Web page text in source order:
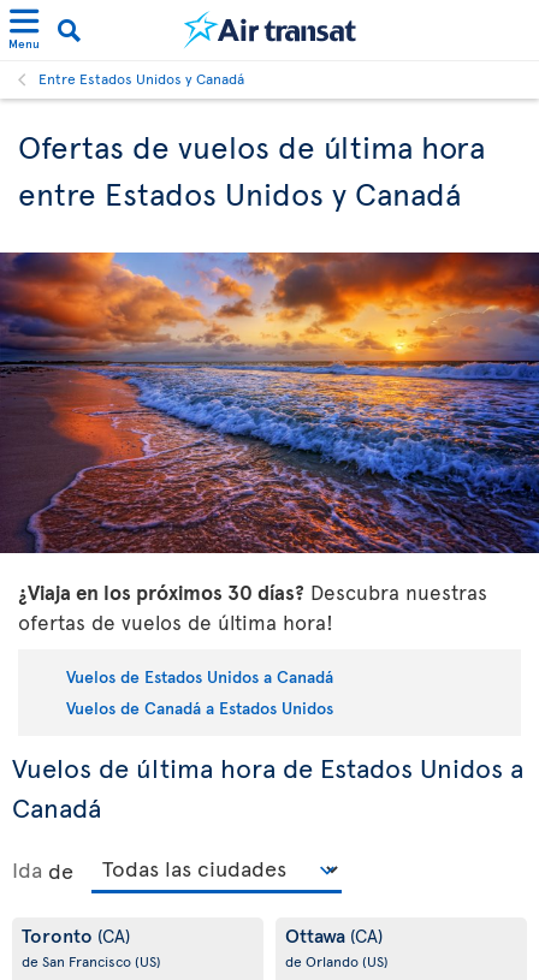
Menu
Entre Estados Unidos y Canadá
Ofertas de vuelos de última hora
entre Estados Unidos y Canadá
¿Viaja en los próximos 30 días? Descubra nuestras
ofertas de vuelos de última hora!
Vuelos de Estados Unidos a Canadá
Vuelos de Canadá a Estados Unidos
Vuelos de última hora de Estados Unidos a
Canadá
Ida de
Toronto (CA)
de San Francisco(US)
Ottawa (CA)
de Orlando(US)